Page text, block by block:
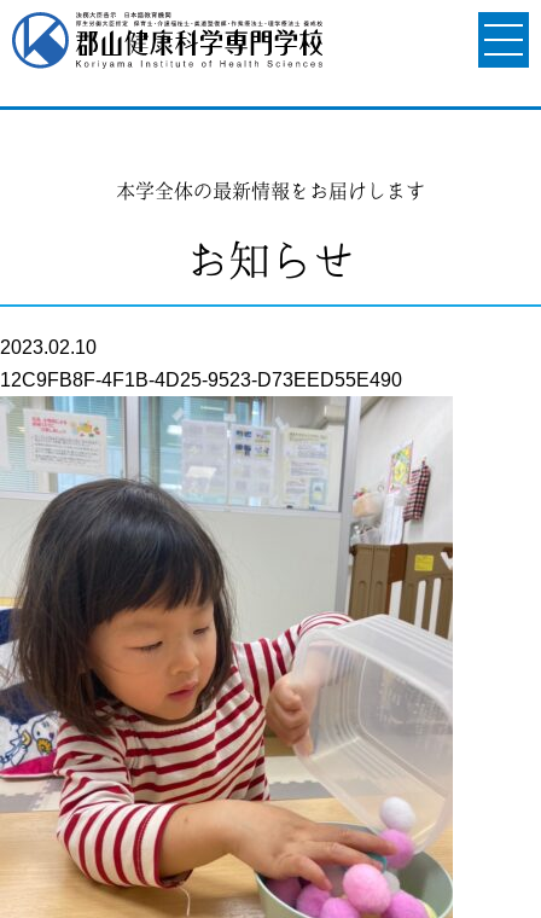
本学全体の最新情報をお届けします
お知らせ
2023.02.10
12C9FB8F-4F1B-4D25-9523-D73EED55E490